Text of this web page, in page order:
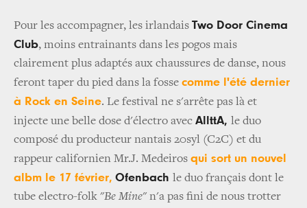
Pour les accompagner, les irlandais Two Door Cinema
Club, moins entrainants dans les pogos mais
clairement plus adaptés aux chaussures de danse, nous
feront taper du pied dans la fosse comme l'été dernier
à Rock en Seine. Le festival ne s'arrête pas là et
injecte une belle dose d'électro avec AllttA, le duo
composé du producteur nantais 20syl (C2C) et du
rappeur californien Mr.J. Medeiros qui sort un nouvel
albm le 17 février, Ofenbach le duo français dont le
tube electro-folk "Be Mine" n'a pas fini de nous trotter